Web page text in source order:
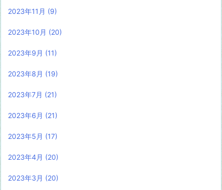
2023年11月 (9)
2023年10月 (20)
2023年9月 (11)
2023年8月 (19)
2023年7月 (21)
2023年6月 (21)
2023年5月 (17)
2023年4月 (20)
2023年3月 (20)